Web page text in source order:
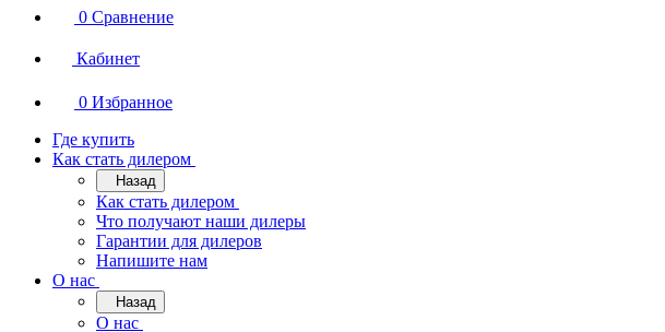
0 Сравнение
Кабинет
0 Избранное
Где купить
Как стать дилером
Назад
Как стать дилером
Что получают наши дилеры
Гарантии для дилеров
Напишите нам
О нас
Назад
О нас